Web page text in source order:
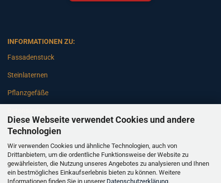
Diese Webseite verwendet Cookies und andere
Technologien
Wir verwenden Cookies und ähnliche Technologien, auch von
Drittanbietern, um die ordentliche Funktionsweise der Website zu
gewährleisten, die Nutzung unseres Angebotes zu analysieren und Ihnen
ein bestmögliches Einkaufserlebnis bieten zu können. Weitere
Informationen finden Sie in unserer Datenschutzerklärung.
INFORMATIONEN ZU:
Fassadenstuck
Steinlaternen
Pflanzgefäße
Gartenbänke
Pfeiler
Gartenbrunnen
Gartenfiguren